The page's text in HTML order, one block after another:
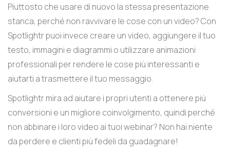
Piuttosto che usare di nuovo la stessa presentazione
stanca, perché non ravvivare le cose con un video? Con
Spotlightr puoi invece creare un video, aggiungere il tuo
testo, immagini e diagrammi o utilizzare animazioni
professionali per rendere le cose più interessanti e
aiutarti a trasmettere il tuo messaggio.
Spotlightr mira ad aiutare i propri utenti a ottenere più
conversioni e un migliore coinvolgimento, quindi perché
non abbinare i loro video ai tuoi webinar? Non hai niente
da perdere e clienti più fedeli da guadagnare!